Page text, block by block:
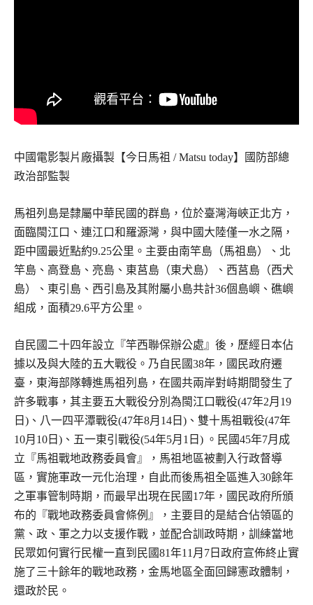
中國電影製片廠攝製【今日馬祖 / Matsu today】國防部總
政治部監製
馬祖列島是隸屬中華民國的群島，位於臺灣海峽正北方，
面臨閩江口、連江口和羅源灣，與中國大陸僅一水之隔，
距中國最近點約9.25公里。主要由南竿島（馬祖島）、北
竿島、高登島、亮島、東莒島（東犬島）、西莒島（西犬
島）、東引島、西引島及其附屬小島共計36個島嶼、礁嶼
組成，面積29.6平方公里。
自民國二十四年設立『竿西聯保辦公處』後，歷經日本佔
據以及與大陸的五大戰役。乃自民國38年，國民政府遷
臺，東海部隊轉進馬祖列島，在國共兩岸對峙期間發生了
許多戰事，其主要五大戰役分別為閩江口戰役(47年2月19
日)、八一四平潭戰役(47年8月14日)、雙十馬祖戰役(47年
10月10日)、五一東引戰役(54年5月1日) 。民國45年7月成
立『馬祖戰地政務委員會』，馬祖地區被劃入行政督導
區，實施軍政一元化治理，自此而後馬祖全區進入30餘年
之軍事管制時期，而最早出現在民國17年，國民政府所頒
布的『戰地政務委員會條例』，主要目的是結合佔領區的
黨、政、軍之力以支援作戰，並配合訓政時期，訓練當地
民眾如何實行民權一直到民國81年11月7日政府宣佈終止實
施了三十餘年的戰地政務，金馬地區全面回歸憲政體制，
還政於民。